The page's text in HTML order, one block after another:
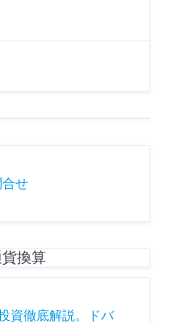
せ
換算
資徹底解説。ドバ